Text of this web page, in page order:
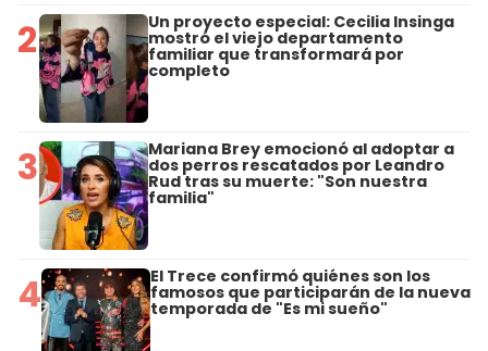
2 Un proyecto especial: Cecilia Insinga
mostró el viejo departamento
familiar que transformará por
completo
3 Mariana Brey emocionó al adoptar a
dos perros rescatados por Leandro
Rud tras su muerte: "Son nuestra
familia"
4 El Trece confirmó quiénes son los
famosos que participarán de la nueva
temporada de "Es mi sueño"